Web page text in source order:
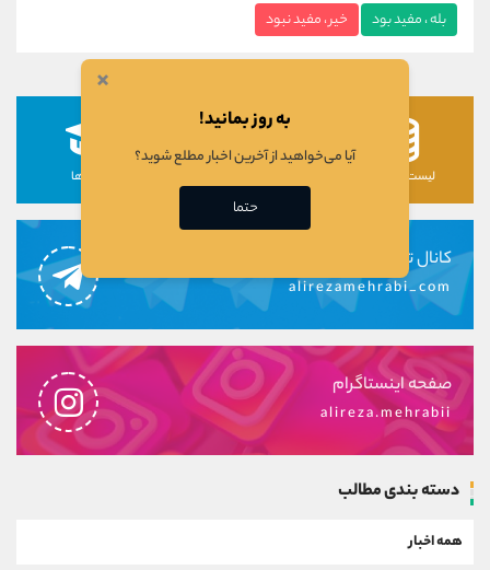
بله ، مفید بود خیر ، مفید نبود
لیست رمزارزها دوره ها
کانال تلگرام
alirezamehrabi_com
صفحه اینستاگرام
alireza.mehrabii
دسته بندی مطالب
همه اخبار
×
به روز بمانید!
آیا می‌خواهید از آخرین اخبار مطلع شوید؟
حتما